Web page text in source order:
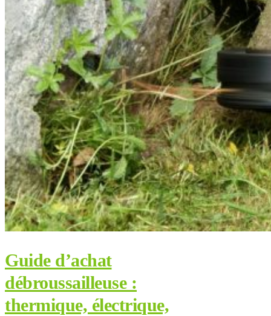
Guide d’achat
débroussailleuse :
thermique, électrique,